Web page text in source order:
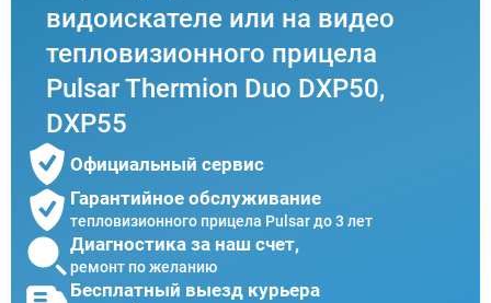
видоискателе или на видео
тепловизионного прицела
Pulsar Thermion Duo DXP50,
DXP55
Официальный сервис
Гарантийное обслуживание
тепловизионного прицела Pulsar до 3 лет
Диагностика за наш счет,
ремонт по желанию
Бесплатный выезд курьера